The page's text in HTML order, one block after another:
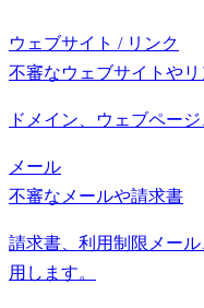
ウェブサイト / リンク
不審なウェブサイトやリ
ドメイン、ウェブペー
メール
不審なメールや請求書
請求書、利用制限メー
用します。